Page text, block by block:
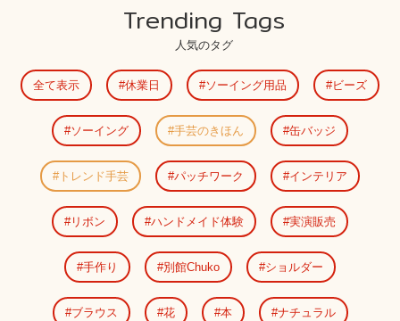
Trending Tags
人気のタグ
全て表示 休業日 ソーイング用品 ビーズ
ソーイング 手芸のきほん 缶バッジ
トレンド手芸 パッチワーク インテリア
リボン ハンドメイド体験 実演販売
手作り 別館Chuko ショルダー
ブラウス 花 本 ナチュラル